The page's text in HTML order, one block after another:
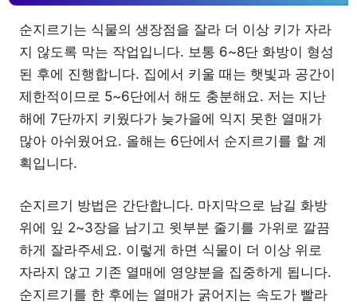
순지르기는 식물의 생장점을 잘라 더 이상 키가 자라
지 않도록 막는 작업입니다. 보통 6~8단 화방이 형성
된 후에 진행합니다. 집에서 키울 때는 햇빛과 공간이
제한적이므로 5~6단에서 해도 충분해요. 저는 지난
해에 7단까지 키웠다가 늦가을에 익지 못한 열매가
많아 아쉬웠어요. 올해는 6단에서 순지르기를 할 계
획입니다.
순지르기 방법은 간단합니다. 마지막으로 남길 화방
위에 잎 2~3장을 남기고 윗부분 줄기를 가위로 깔끔
하게 잘라주세요. 이렇게 하면 식물이 더 이상 위로
자라지 않고 기존 열매에 영양분을 집중하게 됩니다.
순지르기를 한 후에는 열매가 굵어지는 속도가 빨라